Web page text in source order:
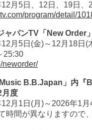
月5日、12日、19日、
program/detail/
ャパンTV「New Order」
月5日(金)～12月18日(
25:30
neworder/
B.B.Japan」内『
月度
月1日(月)～2026年1月
時間が異なりますので